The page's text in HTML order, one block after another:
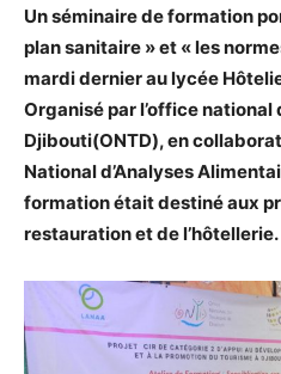
Un séminaire de formation
plan sanitaire » et « les
mardi dernier au lycée
Organisé par l’office national
Djibouti(ONTD), en
National d’Analyses
formation était destiné aux
restauration et de l’hôtellerie.